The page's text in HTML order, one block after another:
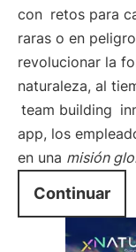
con retos para
raras o en
revolucionar la
naturaleza, al
team building
app, los
en una misión
Continuar